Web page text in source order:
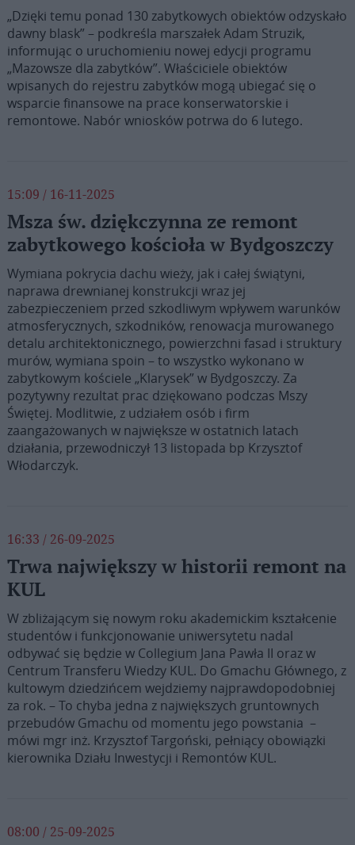
„Dzięki temu ponad 130 zabytkowych obiektów odzyskało
dawny blask” – podkreśla marszałek Adam Struzik,
informując o uruchomieniu nowej edycji programu
„Mazowsze dla zabytków”. Właściciele obiektów
wpisanych do rejestru zabytków mogą ubiegać się o
wsparcie finansowe na prace konserwatorskie i
remontowe. Nabór wniosków potrwa do 6 lutego.
15:09 / 16-11-2025
Msza św. dziękczynna ze remont
zabytkowego kościoła w Bydgoszczy
Wymiana pokrycia dachu wieży, jak i całej świątyni,
naprawa drewnianej konstrukcji wraz jej
zabezpieczeniem przed szkodliwym wpływem warunków
atmosferycznych, szkodników, renowacja murowanego
detalu architektonicznego, powierzchni fasad i struktury
murów, wymiana spoin – to wszystko wykonano w
zabytkowym kościele „Klarysek” w Bydgoszczy. Za
pozytywny rezultat prac dziękowano podczas Mszy
Świętej. Modlitwie, z udziałem osób i firm
zaangażowanych w największe w ostatnich latach
działania, przewodniczył 13 listopada bp Krzysztof
Włodarczyk.
16:33 / 26-09-2025
Trwa największy w historii remont na
KUL
W zbliżającym się nowym roku akademickim kształcenie
studentów i funkcjonowanie uniwersytetu nadal
odbywać się będzie w Collegium Jana Pawła II oraz w
Centrum Transferu Wiedzy KUL. Do Gmachu Głównego, z
kultowym dziedzińcem wejdziemy najprawdopodobniej
za rok. – To chyba jedna z największych gruntownych
przebudów Gmachu od momentu jego powstania –
mówi mgr inż. Krzysztof Targoński, pełniący obowiązki
kierownika Działu Inwestycji i Remontów KUL.
08:00 / 25-09-2025